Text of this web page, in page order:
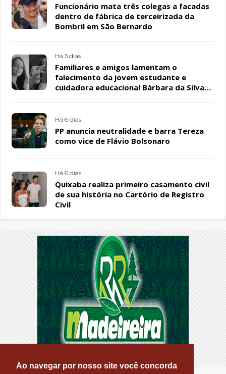
Ao navegar por nosso site você concorda
Funcionário mata três colegas a facadas
dentro de fábrica de terceirizada da
Bombril em São Bernardo
Há 3 dias
Familiares e amigos lamentam o
falecimento da jovem estudante e
cuidadora educacional Bárbara da Silva
Há 6 dias
PP anuncia neutralidade e barra Tereza
como vice de Flávio Bolsonaro
Há 6 dias
Quixaba realiza primeiro casamento civil
de sua história no Cartório de Registro
Civil